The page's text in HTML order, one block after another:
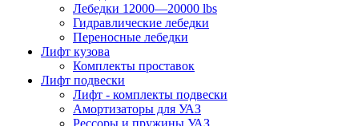
Лебедки 12000—20000 lbs
Гидравлические лебедки
Переносные лебедки
Лифт кузова
Комплекты проставок
Лифт подвески
Лифт - комплекты подвески
Амортизаторы для УАЗ
Рессоры и пружины УАЗ